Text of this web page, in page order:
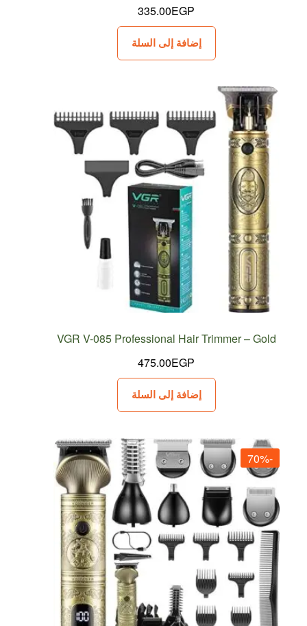
335.00EGP
إضافة إلى السلة
VGR V-085 Professional Hair Trimmer – Gold
475.00EGP
إضافة إلى السلة
-70%